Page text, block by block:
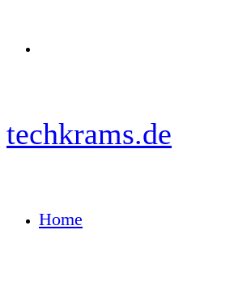
techkrams.de
Home